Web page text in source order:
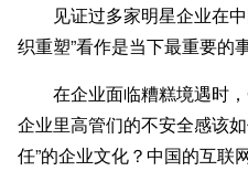
见证过多家明星企业在
织重塑”看作是当下最重要的
在企业面临糟糕境遇时
企业里高管们的不安全感该
任”的企业文化？中国的互联